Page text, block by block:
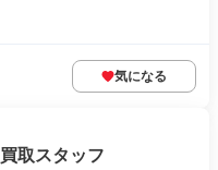
気になる
取スタッフ